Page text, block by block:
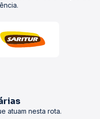
atuam nesta rota.